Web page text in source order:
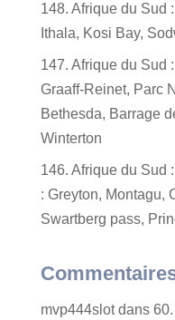
148. Afrique du Sud
Ithala, Kosi Bay,
147. Afrique du Sud
Graaff-Reinet, Parc
Bethesda, Barrage
Winterton
146. Afrique du Sud
: Greyton, Montagu,
Swartberg pass,
mvp444slotdans